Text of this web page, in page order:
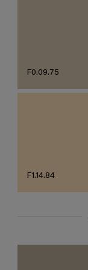
F0.09.75
F1.14.84